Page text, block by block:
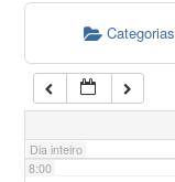
Categorias
Dia inteiro
7:00
8:00